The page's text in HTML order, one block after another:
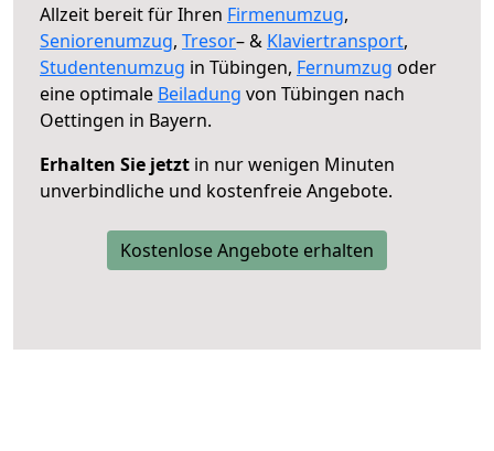
Allzeit bereit für Ihren Firmenumzug,
Seniorenumzug, Tresor– & Klaviertransport,
Studentenumzug in Tübingen, Fernumzug oder
eine optimale Beiladung von Tübingen nach
Oettingen in Bayern.
Erhalten Sie jetzt in nur wenigen Minuten
unverbindliche und kostenfreie Angebote.
Kostenlose Angebote erhalten